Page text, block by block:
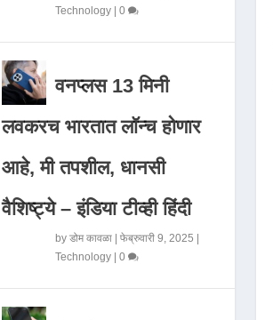
Technology| 0
वनप्लस 13 मिनी
लवकरच भारतात लॉन्च होणार
आहे, मी तपशील, धानसी
वैशिष्ट्ये – इंडिया टीव्ही हिंदी
by डोम कावळा| फेब्रुवारी 9, 2025
Technology| 0